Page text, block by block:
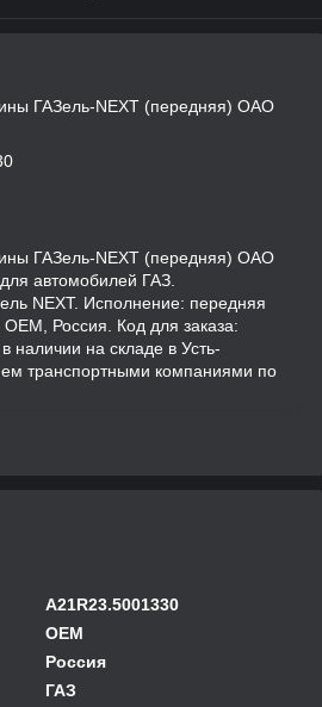
ГАЗель-NEXT (передняя) ОАО
ГАЗель-NEXT (передняя) ОАО
автомобилей ГАЗ.
NEXT. Исполнение: передняя
OEM, Россия. Код для заказа:
наличии на складе в Усть-
транспортными компаниями по
А21R23.5001330
OEM
Россия
ГАЗ